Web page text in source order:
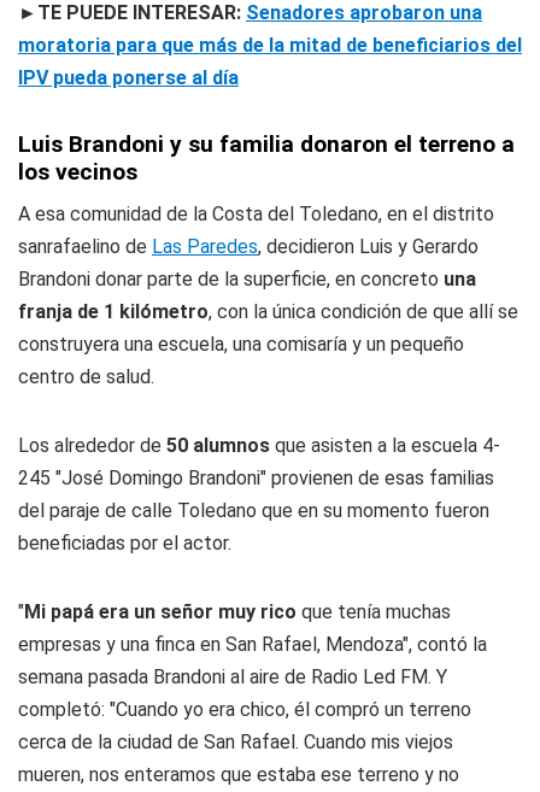
►TE PUEDE INTERESAR: Senadores aprobaron una
moratoria para que más de la mitad de beneficiarios del
IPV pueda ponerse al día
Luis Brandoni y su familia donaron el terreno a
los vecinos
A esa comunidad de la Costa del Toledano, en el distrito
sanrafaelino de Las Paredes, decidieron Luis y Gerardo
Brandoni donar parte de la superficie, en concreto una
franja de 1 kilómetro, con la única condición de que allí se
construyera una escuela, una comisaría y un pequeño
centro de salud.
Los alrededor de 50 alumnos que asisten a la escuela 4-
245 "José Domingo Brandoni" provienen de esas familias
del paraje de calle Toledano que en su momento fueron
beneficiadas por el actor.
"Mi papá era un señor muy rico que tenía muchas
empresas y una finca en San Rafael, Mendoza", contó la
semana pasada Brandoni al aire de Radio Led FM. Y
completó: "Cuando yo era chico, él compró un terreno
cerca de la ciudad de San Rafael. Cuando mis viejos
mueren, nos enteramos que estaba ese terreno y no